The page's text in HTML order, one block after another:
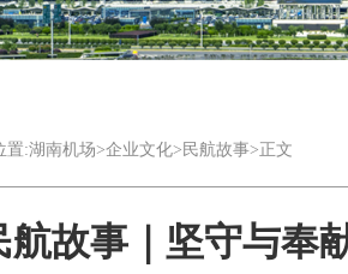
置:湖南机场>企业文化>民航故事>正文
航故事｜坚守与